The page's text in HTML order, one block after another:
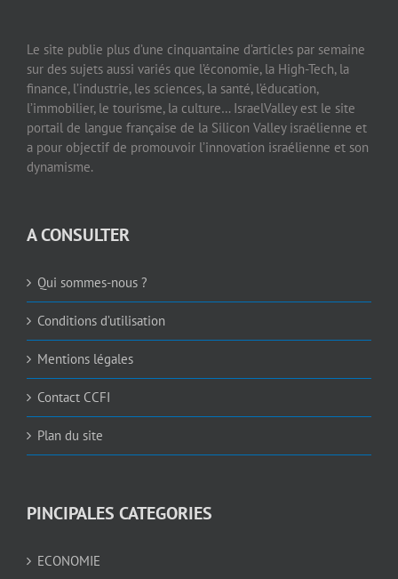
Le site publie plus d’une cinquantaine d’articles par semaine
sur des sujets aussi variés que l’économie, la High-Tech, la
finance, l’industrie, les sciences, la santé, l’éducation,
l’immobilier, le tourisme, la culture… IsraelValley est le site
portail de langue française de la Silicon Valley israélienne et
a pour objectif de promouvoir l’innovation israélienne et son
dynamisme.
A CONSULTER
Qui sommes-nous ?
Conditions d’utilisation
Mentions légales
Contact CCFI
Plan du site
PINCIPALES CATEGORIES
ECONOMIE